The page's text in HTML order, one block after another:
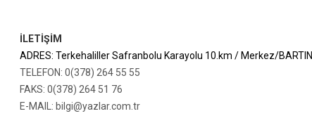
İLETİŞİM
ADRES: Terkehaliller Safranbolu Karayolu 10.km / Merkez/BARTIN
TELEFON: 0(378) 264 55 55
FAKS: 0(378) 264 51 76
E-MAIL: bilgi@yazlar.com.tr